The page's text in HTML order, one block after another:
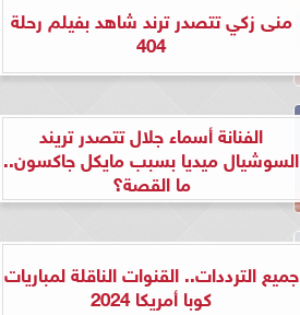
منى زكي تتصدر ترند شاهد بفيلم رحلة
404
الفنانة أسماء جلال تتصدر تريند
السوشيال ميديا بسبب مايكل جاكسون..
ما القصة؟
جميع الترددات.. القنوات الناقلة لمباريات
كوبا أمريكا 2024